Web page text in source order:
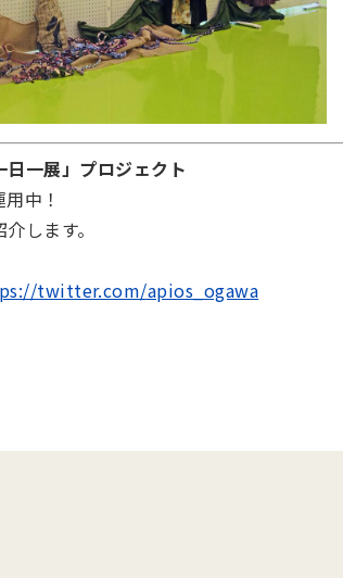
一展」プロジェクト
中！
します。
twitter.com/apios_ogawa